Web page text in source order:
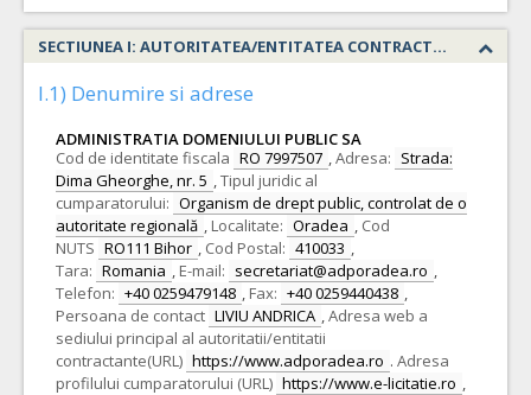
SECTIUNEA I: AUTORITATEA/ENTITATEA CONTRACTANTA
I.1) Denumire si adrese
ADMINISTRATIA DOMENIULUI PUBLIC SA
Cod de identitate fiscala RO 7997507 ,Adresa: Strada:
Dima Gheorghe, nr. 5 ,Tipul juridic al
cumparatorului: Organism de drept public, controlat de o
autoritate regională , Localitate: Oradea , Cod
NUTS RO111 Bihor , Cod Postal: 410033 ,
Tara: Romania , E-mail: secretariat@adporadea.ro ,
Telefon: +40 0259479148 , Fax: +40 0259440438 ,
Persoana de contact LIVIU ANDRICA ,Adresa web a
sediului principal al autoritatii/entitatii
contractante(URL) https://www.adporadea.ro . Adresa
profilului cumparatorului (URL) https://www.e-licitatie.ro ,